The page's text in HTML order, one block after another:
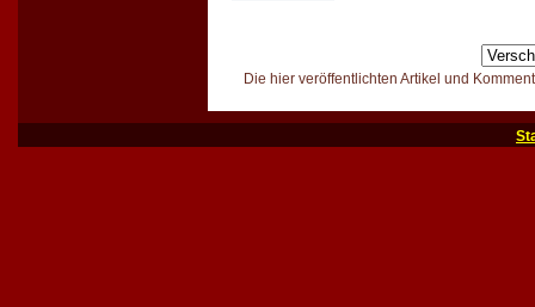
Die hier veröffentlichten Artikel und